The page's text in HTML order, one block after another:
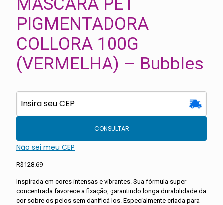
MÁSCARA PET
PIGMENTADORA
COLLORA 100G
(VERMELHA) – Bubbles
CONSULTAR
Não sei meu CEP
R$128.69
Inspirada em cores intensas e vibrantes. Sua fórmula super
concentrada favorece a fixação, garantindo longa durabilidade da
cor sobre os pelos sem danificá-los. Especialmente criada para